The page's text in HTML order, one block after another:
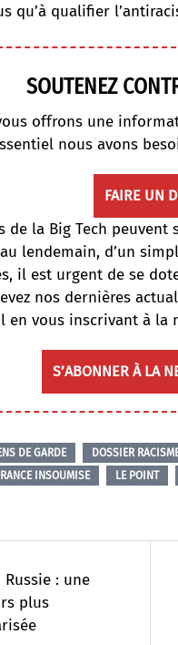
qu’à qualifier
SOUTENEZ
offrons une
nous avons
FAIRE UN
de la Big Tech
lendemain, d’un
il est urgent de se
nos dernières
en vous inscrivant à la
S’ABONNER À LA
DE GARDE DOSSIER
INSOUMISE LE POINT
Russie : une
plus